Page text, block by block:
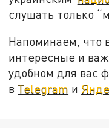
слушать только
Напоминаем, что
интересные и
удобном для вас
в Telegram и